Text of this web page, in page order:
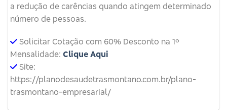
a redução de carências quando atingem determinado
número de pessoas.
Solicitar Cotação com 60% Desconto na 1º
Mensalidade: Clique Aqui
Site:
https://planodesaudetrasmontano.com.br/plano-
trasmontano-empresarial/